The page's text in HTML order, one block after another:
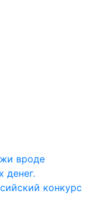
вроде
денег.
конкурс